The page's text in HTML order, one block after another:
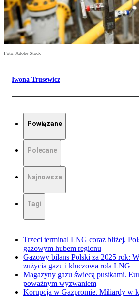
Foto: Adobe Stock
Iwona Trusewicz
Powiązane
Polecane
Najnowsze
Tagi
Trzeci terminal LNG coraz bliżej.
gazowym hubem regionu
Gazowy bilans Polski za 2025 rok:
zużycia gazu i kluczowa rola LNG
Magazyny gazu świecą pustkami.
poważnym wyzwaniem
Korupcja w Gazpromie. Miliardy w